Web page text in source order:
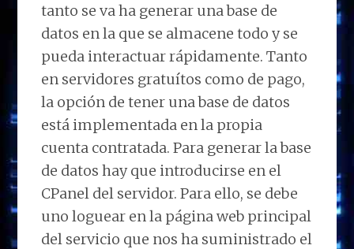
tanto se va ha generar una base de
datos en la que se almacene todo y se
pueda interactuar rápidamente. Tanto
en servidores gratuítos como de pago,
la opción de tener una base de datos
está implementada en la propia
cuenta contratada. Para generar la base
de datos hay que introducirse en el
CPanel del servidor. Para ello, se debe
uno loguear en la página web principal
del servicio que nos ha suministrado el